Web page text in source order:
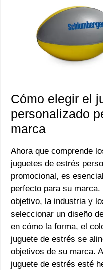
Cómo elegir el
personalizado
marca
Ahora que comprende
juguetes de estrés
promocional, es
perfecto para su
objetivo, la industria y
seleccionar un diseño
en cómo la forma, el
juguete de estrés se
objetivos de su marca.
juguete de estrés esté